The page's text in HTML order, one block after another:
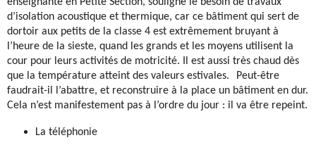
d’isolation acoustique et thermique, car ce bâtiment qui sert de
dortoir aux petits de la classe 4 est extrêmement bruyant à
l’heure de la sieste, quand les grands et les moyens utilisent la
cour pour leurs activités de motricité. Il est aussi très chaud dès
que la température atteint des valeurs estivales. Peut-être
faudrait-il l’abattre, et reconstruire à la place un bâtiment en dur.
Cela n’est manifestement pas à l’ordre du jour : il va être repeint.
La téléphonie